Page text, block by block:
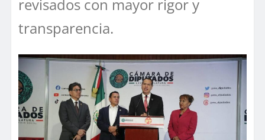
revisados con mayor rigor y
transparencia.